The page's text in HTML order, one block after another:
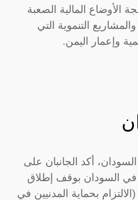
الأوضاع المالية الصعبة
التنموية التي
وإعمار اليمن.
أكد الجانبان على
في السودان بوقف إطلاق
بحماية المدنيين في